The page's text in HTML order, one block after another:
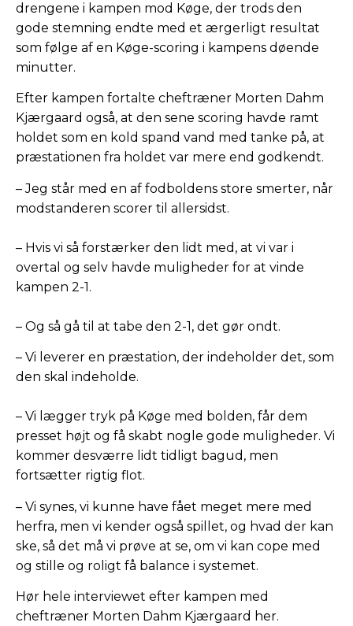
drengene i kampen mod Køge, der trods den
gode stemning endte med et ærgerligt resultat
som følge af en Køge-scoring i kampens døende
minutter.
Efter kampen fortalte cheftræner Morten Dahm
Kjærgaard også, at den sene scoring havde ramt
holdet som en kold spand vand med tanke på, at
præstationen fra holdet var mere end godkendt.
– Jeg står med en af fodboldens store smerter, når
modstanderen scorer til allersidst.
– Hvis vi så forstærker den lidt med, at vi var i
overtal og selv havde muligheder for at vinde
kampen 2-1.
– Og så gå til at tabe den 2-1, det gør ondt.
– Vi leverer en præstation, der indeholder det, som
den skal indeholde.
– Vi lægger tryk på Køge med bolden, får dem
presset højt og få skabt nogle gode muligheder. Vi
kommer desværre lidt tidligt bagud, men
fortsætter rigtig flot.
– Vi synes, vi kunne have fået meget mere med
herfra, men vi kender også spillet, og hvad der kan
ske, så det må vi prøve at se, om vi kan cope med
og stille og roligt få balance i systemet.
Hør hele interviewet efter kampen med
cheftræner Morten Dahm Kjærgaard her.